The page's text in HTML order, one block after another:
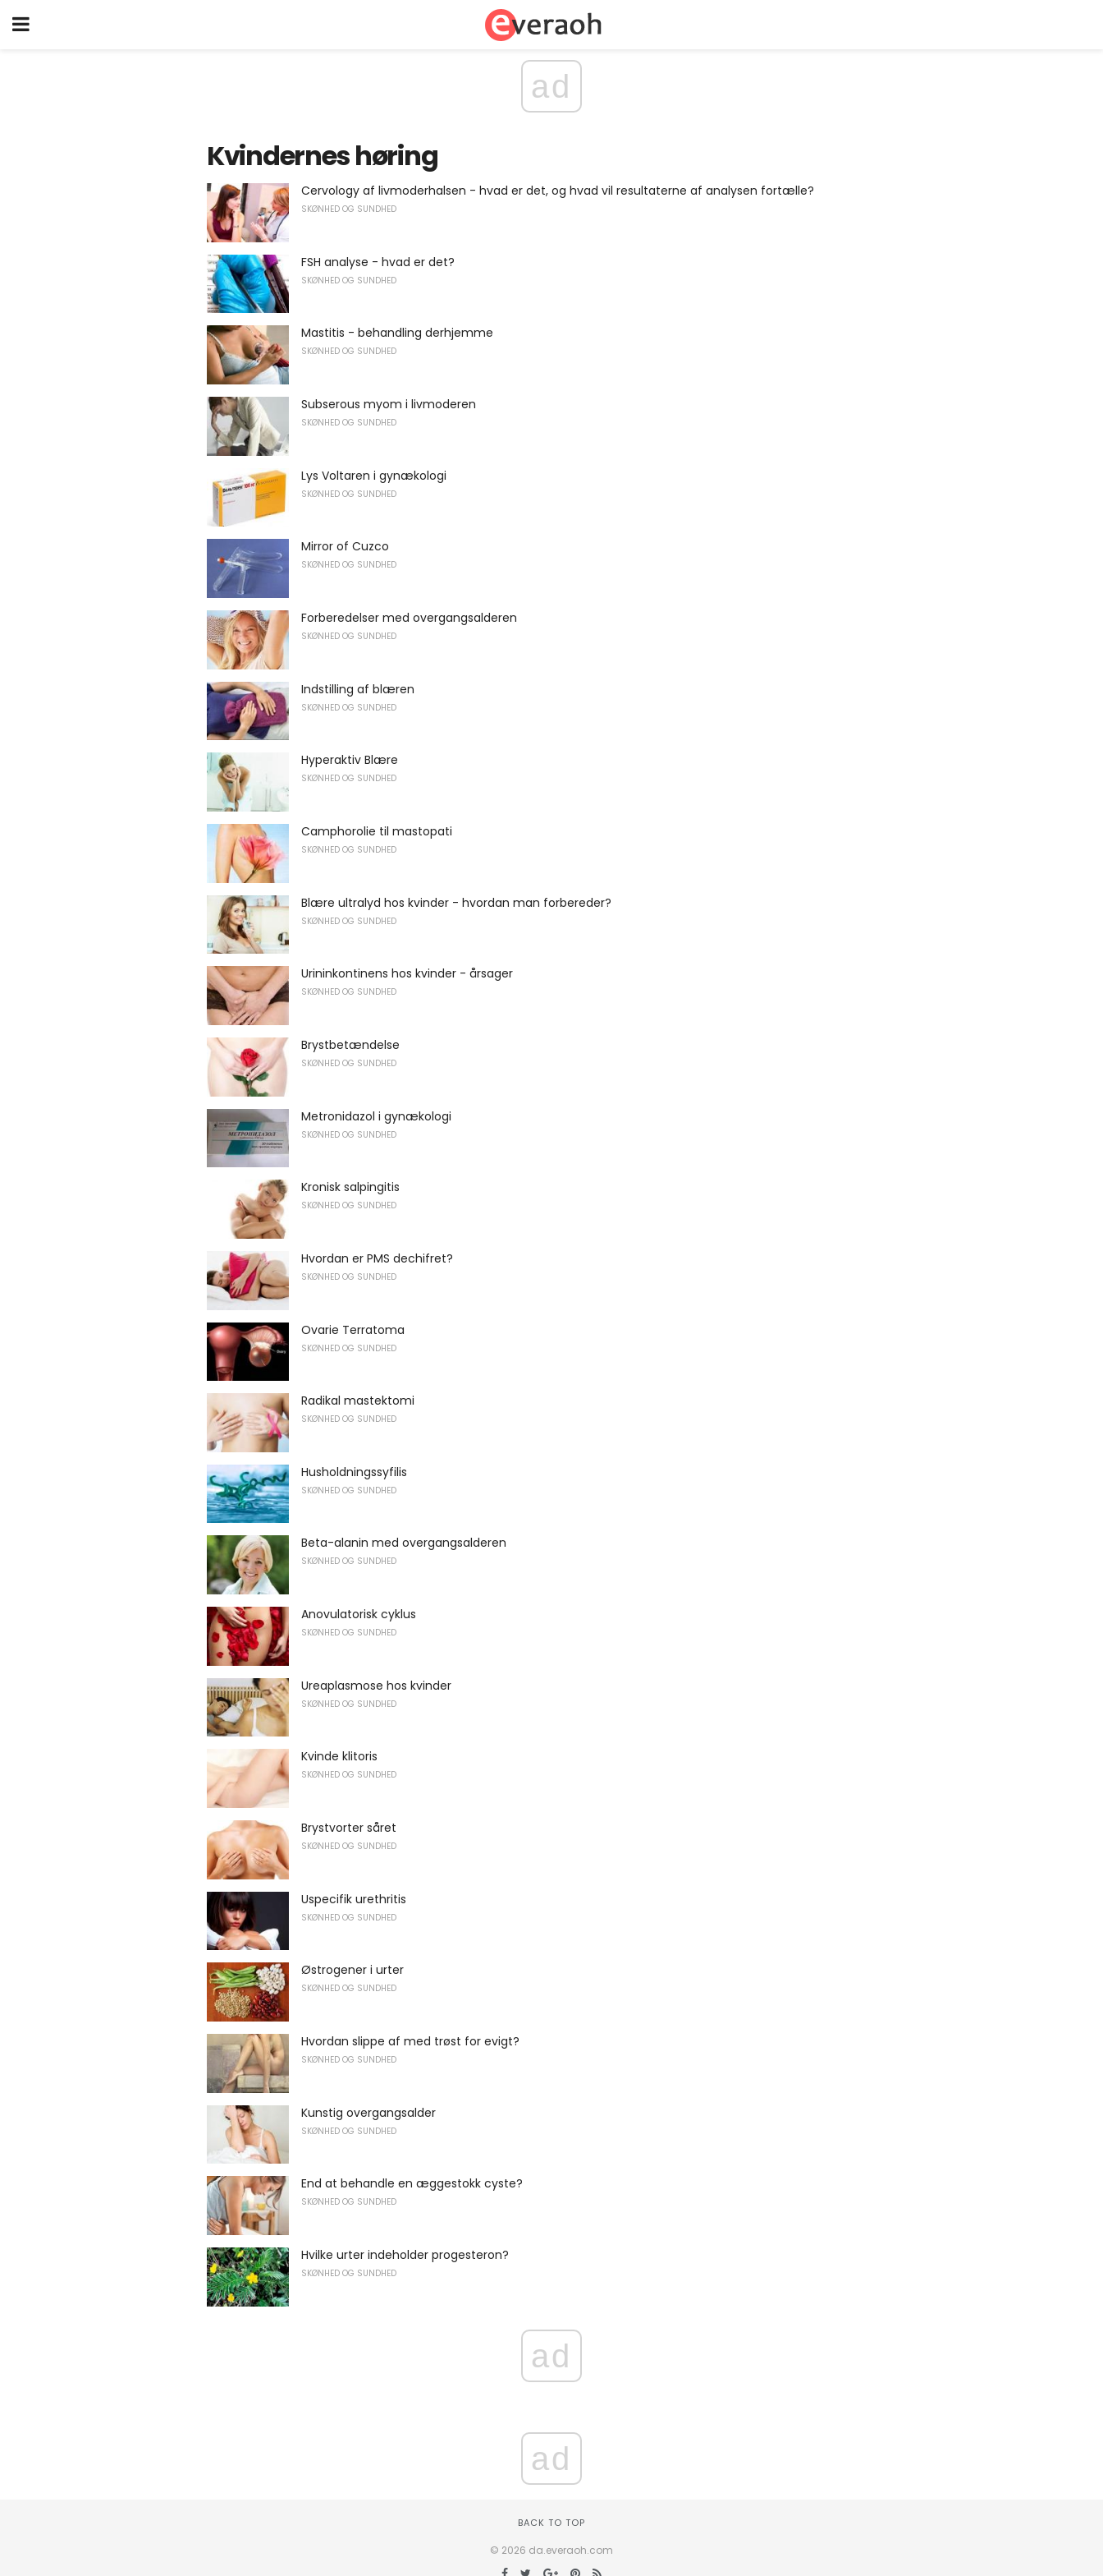
ad
Kvindernes høring
Cervology af livmoderhalsen - hvad er det, og hvad vil resultaterne af analysen fortælle?
SKØNHED OG SUNDHED
FSH analyse - hvad er det?
SKØNHED OG SUNDHED
Mastitis - behandling derhjemme
SKØNHED OG SUNDHED
Subserous myom i livmoderen
SKØNHED OG SUNDHED
Lys Voltaren i gynækologi
SKØNHED OG SUNDHED
Mirror of Cuzco
SKØNHED OG SUNDHED
Forberedelser med overgangsalderen
SKØNHED OG SUNDHED
Indstilling af blæren
SKØNHED OG SUNDHED
Hyperaktiv Blære
SKØNHED OG SUNDHED
Camphorolie til mastopati
SKØNHED OG SUNDHED
Blære ultralyd hos kvinder - hvordan man forbereder?
SKØNHED OG SUNDHED
Urininkontinens hos kvinder - årsager
SKØNHED OG SUNDHED
Brystbetændelse
SKØNHED OG SUNDHED
Metronidazol i gynækologi
SKØNHED OG SUNDHED
Kronisk salpingitis
SKØNHED OG SUNDHED
Hvordan er PMS dechifret?
SKØNHED OG SUNDHED
Ovarie Terratoma
SKØNHED OG SUNDHED
Radikal mastektomi
SKØNHED OG SUNDHED
Husholdningssyfilis
SKØNHED OG SUNDHED
Beta-alanin med overgangsalderen
SKØNHED OG SUNDHED
Anovulatorisk cyklus
SKØNHED OG SUNDHED
Ureaplasmose hos kvinder
SKØNHED OG SUNDHED
Kvinde klitoris
SKØNHED OG SUNDHED
Brystvorter såret
SKØNHED OG SUNDHED
Uspecifik urethritis
SKØNHED OG SUNDHED
Østrogener i urter
SKØNHED OG SUNDHED
Hvordan slippe af med trøst for evigt?
SKØNHED OG SUNDHED
Kunstig overgangsalder
SKØNHED OG SUNDHED
End at behandle en æggestokk cyste?
SKØNHED OG SUNDHED
Hvilke urter indeholder progesteron?
SKØNHED OG SUNDHED
ad
ad
BACK TO TOP
© 2026 da.everaoh.com